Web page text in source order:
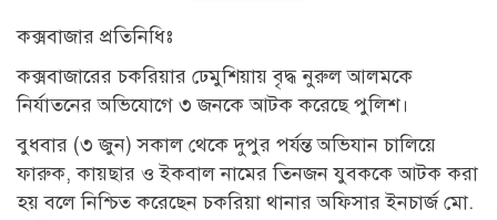
কক্সবাজার প্রতিনিধিঃ
কক্সবাজারের চকরিয়ার ঢেমুশিয়ায় বৃদ্ধ নুরুল আলমকে
নির্যাতনের অভিযোগে ৩ জনকে আটক করেছে পুলিশ।
বুধবার (৩ জুন) সকাল থেকে দুপুর পর্যন্ত অভিযান চালিয়ে
ফারুক, কায়ছার ও ইকবাল নামের তিনজন যুবককে আটক করা
হয় বলে নিশ্চিত করেছেন চকরিয়া থানার অফিসার ইনচার্জ মো.